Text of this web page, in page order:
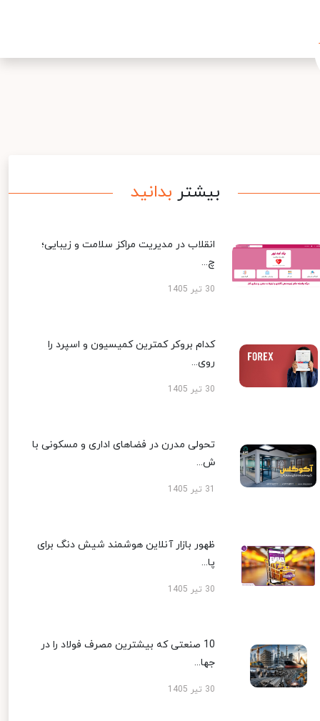
بیشتر بدانید
انقلاب در مدیریت مراکز سلامت و زیبایی؛
چ...
30 تیر 1405
کدام بروکر کمترین کمیسیون و اسپرد را
روی...
30 تیر 1405
تحولی مدرن در فضاهای اداری و مسکونی با
ش...
ظهور بازار آنلاین هوشمند شیش دنگ برای
پا...
30 تیر 1405
10 صنعتی که بیشترین مصرف فولاد را در
جها...
30 تیر 1405